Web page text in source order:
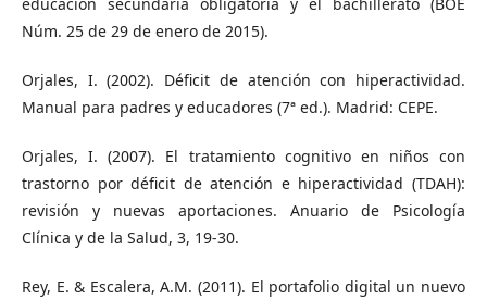
Núm. 25 de 29 de enero de 2015).
Orjales, I. (2002). Déficit de atención con hiperactividad.
Manual para padres y educadores (7ª ed.). Madrid: CEPE.
Orjales, I. (2007). El tratamiento cognitivo en niños con
trastorno por déficit de atención e hiperactividad (TDAH):
revisión y nuevas aportaciones. Anuario de Psicología
Clínica y de la Salud, 3, 19-30.
Rey, E. & Escalera, A.M. (2011). El portafolio digital un nuevo